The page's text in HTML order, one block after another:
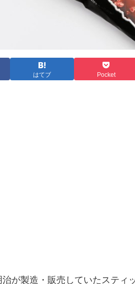
はてブ Pocket
治が製造・販売していたスティ